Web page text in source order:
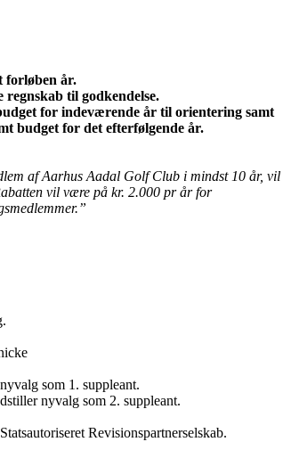
forløben år.
regnskab til godkendelse.
for indeværende år til orientering samt
budget for det efterfølgende år.
af Aarhus Aadal Golf Club i mindst 10 år, vil
vil være på kr. 2.000 pr år for
som 1. suppleant.
nyvalg som 2. suppleant.
Revisionspartnerselskab.